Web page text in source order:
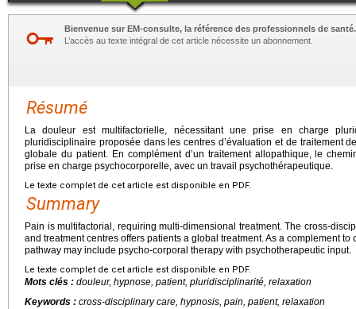
Bienvenue sur EM-consulte, la référence des professionnels de santé.
L’accès au texte intégral de cet article nécessite un abonnement.
Résumé
La douleur est multifactorielle, nécessitant une prise en charge
pluridisciplinaire proposée dans les centres d’évaluation et de traitement
globale du patient. En complément d’un traitement allopathique, le
prise en charge psychocorporelle, avec un travail psychothérapeutique.
Le texte complet de cet article est disponible en PDF.
Summary
Pain is multifactorial, requiring multi-dimensional treatment. The cross-
and treatment centres offers patients a global treatment. As a complement
pathway may include psycho-corporal therapy with psychotherapeutic input.
Le texte complet de cet article est disponible en PDF.
Mots clés : douleur, hypnose, patient, pluridisciplinarité, relaxation
Keywords : cross-disciplinary care, hypnosis, pain, patient, relaxation